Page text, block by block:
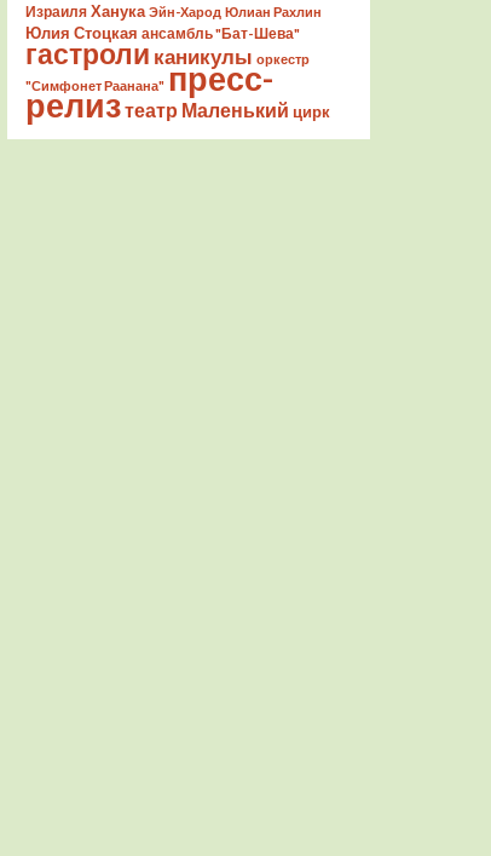
Израиля Ханука Эйн-Харод Юлиан Рахлин
Юлия Стоцкая ансамбль "Бат-Шева"
гастроли каникулы оркестр
"Симфонет Раанана" пресс-
релизтеатр Маленький цирк